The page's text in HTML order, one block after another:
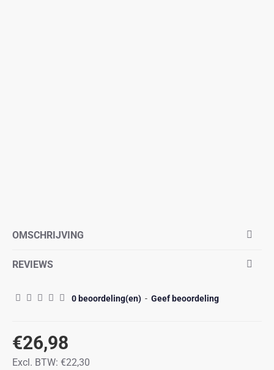
OMSCHRIJVING
REVIEWS
0 beoordeling(en) - Geef beoordeling
€26,98
Excl. BTW: €22,30